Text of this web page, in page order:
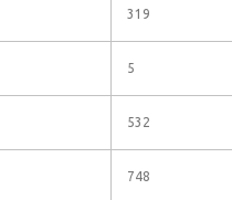
319
5
532
748